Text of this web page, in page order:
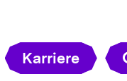
Karriere